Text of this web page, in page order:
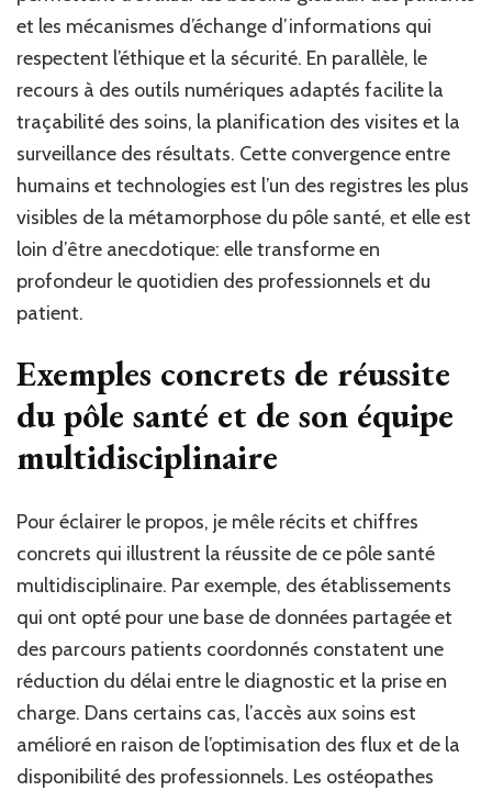
et les mécanismes d’échange d’informations qui
respectent l’éthique et la sécurité. En parallèle, le
recours à des outils numériques adaptés facilite la
traçabilité des soins, la planification des visites et la
surveillance des résultats. Cette convergence entre
humains et technologies est l’un des registres les plus
visibles de la métamorphose du pôle santé, et elle est
loin d’être anecdotique: elle transforme en
profondeur le quotidien des professionnels et du
patient.
Exemples concrets de réussite
du pôle santé et de son équipe
multidisciplinaire
Pour éclairer le propos, je mêle récits et chiffres
concrets qui illustrent la réussite de ce pôle santé
multidisciplinaire. Par exemple, des établissements
qui ont opté pour une base de données partagée et
des parcours patients coordonnés constatent une
réduction du délai entre le diagnostic et la prise en
charge. Dans certains cas, l’accès aux soins est
amélioré en raison de l’optimisation des flux et de la
disponibilité des professionnels. Les ostéopathes